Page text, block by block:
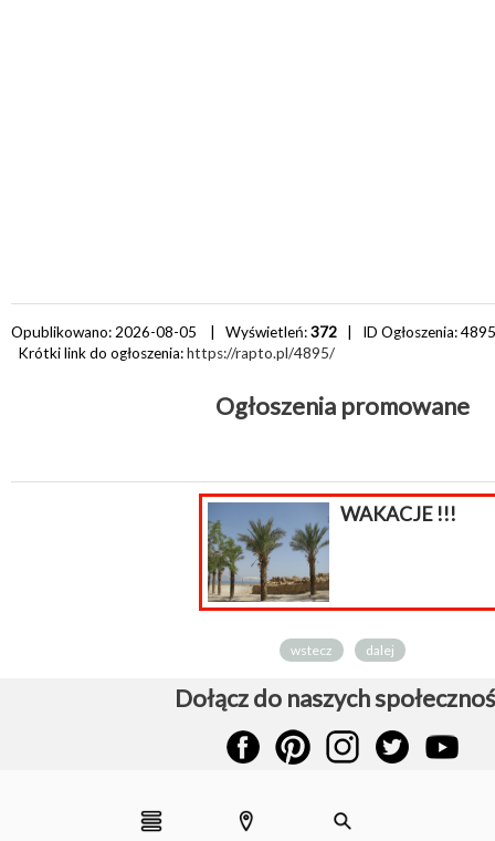
Opublikowano: 2026-08-05 | Wyświetleń:372 | ID Ogłoszenia:4895
Krótki link do ogłoszenia:https://rapto.pl/4895/
Ogłoszenia promowane
WAKACJE !!!
wstecz dalej
Dołącz do naszych